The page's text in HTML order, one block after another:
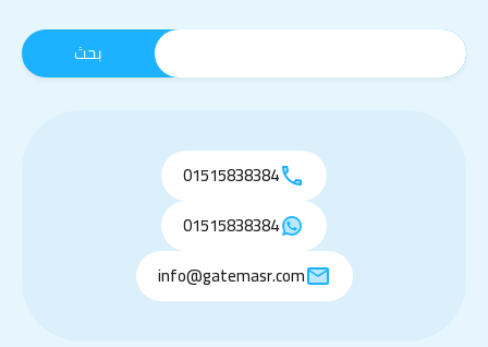
01515838384
01515838384
info@gatemasr.com